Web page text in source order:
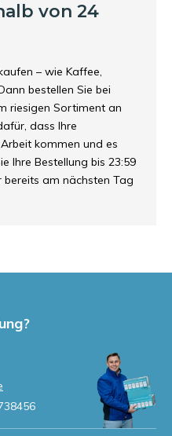
von 24
– wie Kaffee,
bestellen Sie bei
riesigen Sortiment an
dass Ihre
kommen und es
Ihre Bestellung bis 23:59
am nächsten Tag